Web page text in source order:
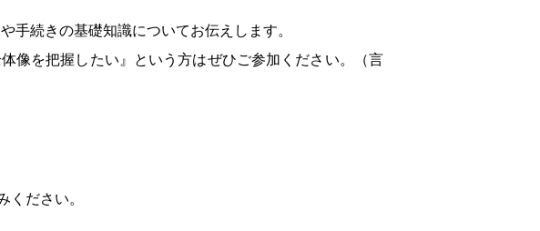
手続きの基礎知識についてお伝えします。
像を把握したい』という方はぜひご参加ください。（言
ください。